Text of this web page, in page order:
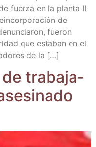
fuer­za en la plan­ta II
de
fue­ron
que esta­ban en el
de la […]
de tra­ba­ja­